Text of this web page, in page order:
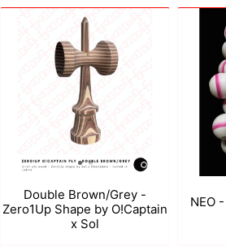
Juggle Dream
Double Brown/Grey -
Zero1Up Shape by O!Captain
x Sol
NEO